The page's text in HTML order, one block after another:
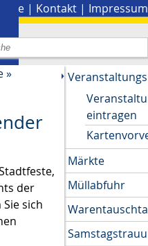
| Kontakt | Impressum
»
der
sich
eintragen
Märkte
Müllabfuhr